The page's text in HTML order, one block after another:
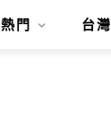
熱門 台灣